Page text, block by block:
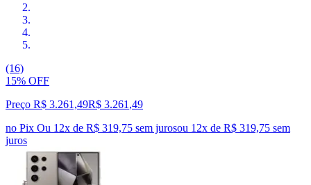
(16)
15% OFF
Preço R$ 3.261,49R$ 3.261 ,49
no Pix Ou 12x de R$ 319,75 sem jurosou 12x de R$ 319,75 sem
juros